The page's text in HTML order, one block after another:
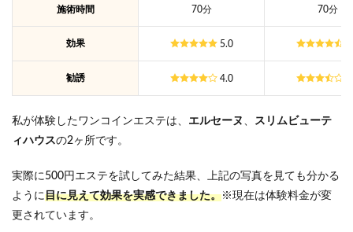
施術時間 70分 70分
効果 5.0
勧誘 4.0
私が体験したワンコインエステは、 エルセーヌ 、 スリムビューテ
ィハウスの2ヶ所です。
実際に500円エステを試してみた結果、上記の写真を見ても分かる
ように目に見えて効果を実感できました。※現在は体験料金が変
更されています。